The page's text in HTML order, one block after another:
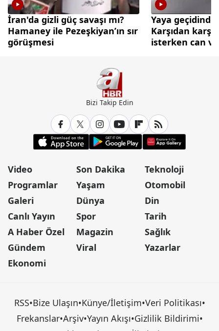
İran'da gizli güç savaşı mı?
Hamaney ile Pezeşkiyan’ın sır
görüşmesi
Yaya
Karşıdan
isterken can
Bizi Takip Edin
Video
Programlar
Galeri
Canlı Yayın
A Haber Özel
Gündem
Ekonomi
Son Dakika
Yaşam
Dünya
Spor
Magazin
Viral
Teknoloji
Otomobil
Din
Tarih
Sağlık
Yazarlar
RSS•Bize Ulaşın•Künye/İletişim•Veri Politikası•
Frekanslar•Arşiv•Yayın Akışı•Gizlilik Bildirimi•